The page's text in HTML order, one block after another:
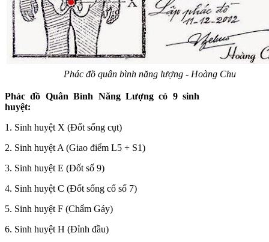
Phác đồ quân bình năng lượng - Hoàng Chu
Phác đồ Quân Bình Năng Lượng có 9 sinh
huyệt:
1. Sinh huyệt X (Đốt sống cụt)
2. Sinh huyệt A (Giao điểm L5 + S1)
3. Sinh huyệt E (Đốt số 9)
4. Sinh huyệt C (Đốt sống cổ số 7)
5. Sinh huyệt F (Chẩm Gáy)
6. Sinh huyệt H (Đỉnh đầu)